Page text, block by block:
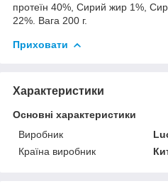
протеїн 40%, Сирий жир 1%,
22%. Вага 200 г.
Приховати
Характеристики
Основні характеристики
Виробник
Країна виробник